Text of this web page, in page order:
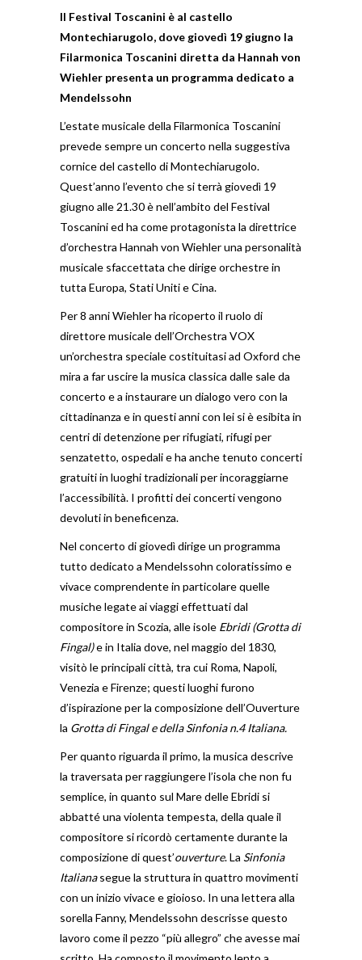
Il Festival Toscanini è al castello
Montechiarugolo, dove giovedì 19 giugno la
Filarmonica Toscanini diretta da Hannah von
Wiehler presenta un programma dedicato a
Mendelssohn
L’estate musicale della Filarmonica Toscanini
prevede sempre un concerto nella suggestiva
cornice del castello di Montechiarugolo.
Quest’anno l’evento che si terrà giovedì 19
giugno alle 21.30 è nell’ambito del Festival
Toscanini ed ha come protagonista la direttrice
d’orchestra Hannah von Wiehler una personalità
musicale sfaccettata che dirige orchestre in
tutta Europa, Stati Uniti e Cina.
Per 8 anni Wiehler ha ricoperto il ruolo di
direttore musicale dell’Orchestra VOX
un’orchestra speciale costituitasi ad Oxford che
mira a far uscire la musica classica dalle sale da
concerto e a instaurare un dialogo vero con la
cittadinanza e in questi anni con lei si è esibita in
centri di detenzione per rifugiati, rifugi per
senzatetto, ospedali e ha anche tenuto concerti
gratuiti in luoghi tradizionali per incoraggiarne
l’accessibilità. I ​​profitti dei concerti vengono
devoluti in beneficenza.
Nel concerto di giovedì dirige un programma
tutto dedicato a Mendelssohn coloratissimo e
vivace comprendente in particolare quelle
musiche legate ai viaggi effettuati dal
compositore in Scozia, alle isole Ebridi (Grotta di
Fingal)ein Italia dove, nel maggio del 1830,
visitò le principali città, tra cui Roma, Napoli,
Venezia e Firenze; questi luoghi furono
d’ispirazione per la composizione dell’Ouverture
la Grotta di Fingal e della Sinfonia n.4 Italiana.
Per quanto riguarda il primo, la musica descrive
la traversata per raggiungere l’isola che non fu
semplice, in quanto sul Mare delle Ebridi si
abbatté una violenta tempesta, della quale il
compositore si ricordò certamente durante la
composizione di quest’ouverture. La Sinfonia
Italianasegue la struttura in quattro movimenti
con un inizio vivace e gioioso. In una lettera alla
sorella Fanny, Mendelssohn descrisse questo
lavoro come il pezzo “più allegro” che avesse mai